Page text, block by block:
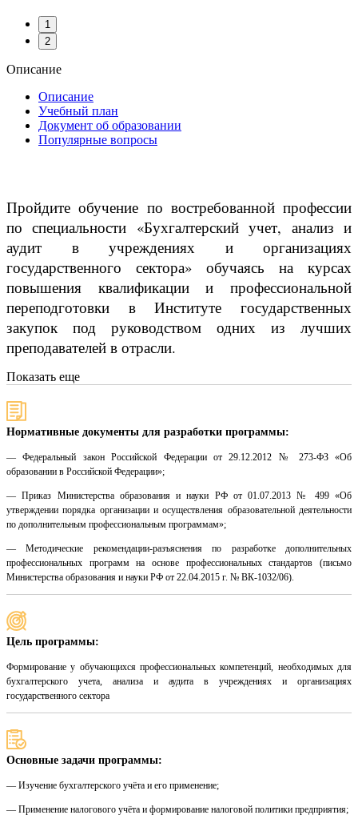
1
2
Описание
Описание
Учебный план
Документ об образовании
Популярные вопросы
Пройдите обучение по востребованной профессии
по специальности «Бухгалтерский учет, анализ и
аудит в учреждениях и организациях
государственного сектора» обучаясь на курсах
повышения квалификации и профессиональной
переподготовки в Институте государственных
закупок под руководством одних из лучших
преподавателей в отрасли.
Показать еще
Нормативные документы для разработки программы:
— Федеральный закон Российской Федерации от 29.12.2012 № 273-ФЗ «Об
образовании в Российской Федерации»;
— Приказ Министерства образования и науки РФ от 01.07.2013 № 499 «Об
утверждении порядка организации и осуществления образовательной деятельности
по дополнительным профессиональным программам»;
— Методические рекомендации-разъяснения по разработке дополнительных
профессиональных программ на основе профессиональных стандартов (письмо
Министерства образования и науки РФ от 22.04.2015 г. № ВК-1032/06).
Цель программы:
Формирование у обучающихся профессиональных компетенций, необходимых для
бухгалтерского учета, анализа и аудита в учреждениях и организациях
государственного сектора
Основные задачи программы:
— Изучение бухгалтерского учёта и его применение;
— Применение налогового учёта и формирование налоговой политики предприятия;